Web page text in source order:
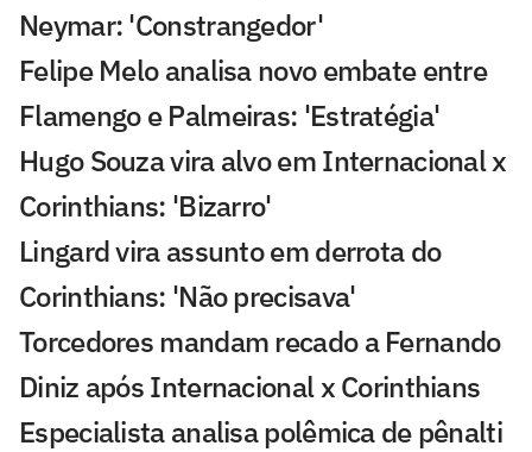
Neymar: 'Constrangedor'
Felipe Melo analisa novo embate entre
Flamengo e Palmeiras: 'Estratégia'
Hugo Souza vira alvo em Internacional x
Corinthians: 'Bizarro'
Lingard vira assunto em derrota do
Corinthians: 'Não precisava'
Torcedores mandam recado a Fernando
Diniz após Internacional x Corinthians
Especialista analisa polêmica de pênalti